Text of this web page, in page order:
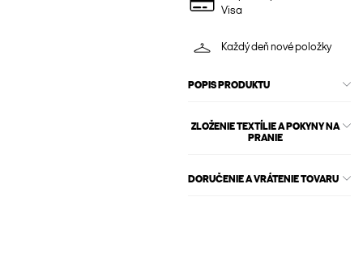
Visa
Každý deň nové položky
POPIS PRODUKTU
ZLOŽENIE TEXTÍLIE A POKYNY NA
PRANIE
DORUČENIE A VRÁTENIE TOVARU